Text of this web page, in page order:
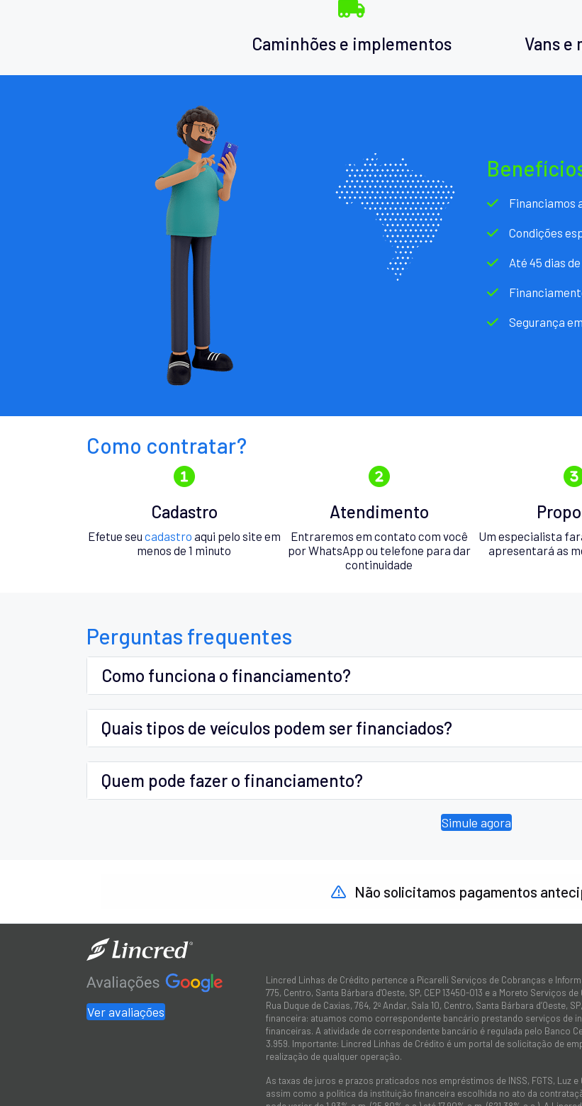
Caminhões e implementos Vans e
Financiamos
Condições
Até 45 dias
Segurança
Como contratar?
Cadastro
Efetue seu cadastro aqui pelo site em
menos de 1 minuto
Atendimento
Entraremos em contato com você
por WhatsApp ou telefone para dar
continuidade
Um especialista
apresentará as
Perguntas frequentes
Como funciona o financiamento?
Quais tipos de veículos podem ser financiados?
Quem pode fazer o financiamento?
Simule agora
Não solicitamos pagamentos
Ver avaliações
Lincred Linhas de Crédito pertence a Picarelli Serviços de Cobranças e
775, Centro, Santa Bárbara d'Oeste, SP, CEP 13450-013 e a Moreto Serviços
Rua Duque de Caxias, 764, 2º Andar, Sala 10, Centro, Santa Bárbara d’Oeste,
financeira: atuamos como correspondente bancário prestando serviços de
financeiras. A atividade de correspondente bancário é regulada pelo Banco
3.959. Importante: Lincred Linhas de Crédito é um portal de solicitação de
realização de qualquer operação.
As taxas de juros e prazos praticados nos empréstimos de INSS, FGTS, Luz
assim como a política da instituição financeira escolhida no ato da